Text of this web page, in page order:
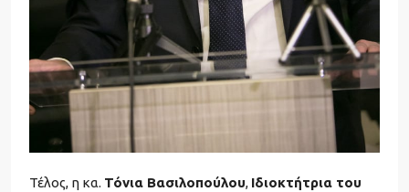
Τέλος, η κα. Τόνια Βασιλοπούλου, Ιδιοκτήτρια του